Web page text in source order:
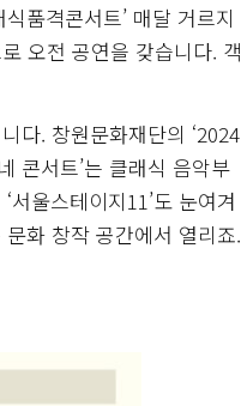
품격콘서트’ 매달 거르지
오전 공연을 갖습니다. 객
다. 창원문화재단의 ‘2024
콘서트’는 클래식 음악부
울스테이지11’도 눈여겨
화 창작 공간에서 열리죠.